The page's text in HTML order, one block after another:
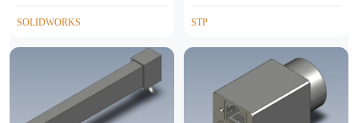
SOLIDWORKS STP